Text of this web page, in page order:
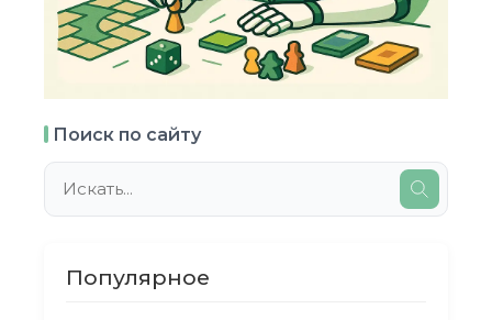
Поиск по сайту
Популярное